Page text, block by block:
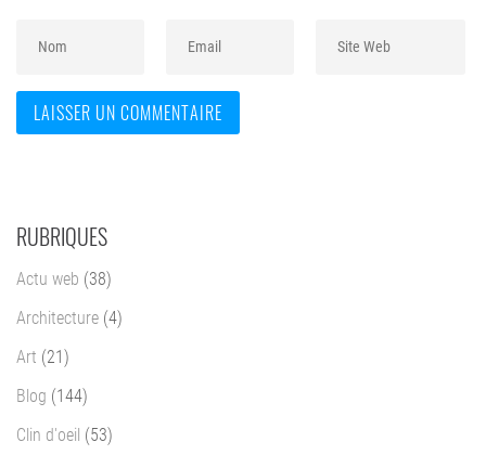
RUBRIQUES
Actu web (38)
Architecture (4)
Art (21)
Blog (144)
Clin d'oeil (53)